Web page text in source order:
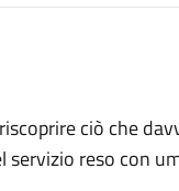
ciò che
servizio reso con